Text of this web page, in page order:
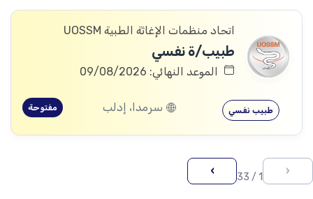
اتحاد منظمات الإغاثة الطبية UOSSM
طبيب/ة نفسي
الموعد النهائي: 09/08/2026
طبيب نفسي سرمدا، إدلب مفتوحة
‹
1 / 33
›